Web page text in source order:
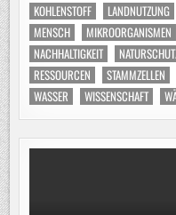
KOHLENSTOFF
LANDNUTZUNG
MENSCH
MIKROORGANISMEN
NACHHALTIGKEIT
RESSOURCEN
STAMMZELLEN
WASSER
WISSENSCHAFT